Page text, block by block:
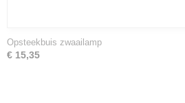
Opsteekbuis zwaailamp
€ 15,35